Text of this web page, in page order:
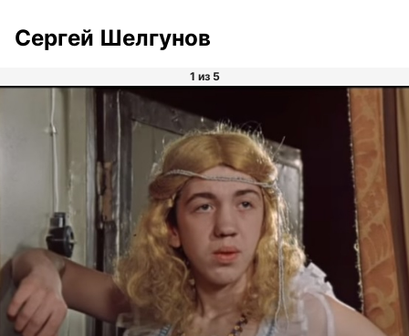
Сергей Шелгунов
1 из 5